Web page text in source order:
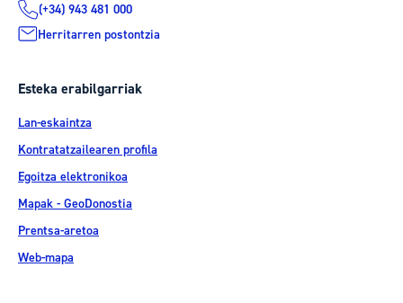
(+34) 943 481 000
Herritarren postontzia
Esteka erabilgarriak
Lan-eskaintza
Kontratatzailearen profila
Egoitza elektronikoa
Mapak - GeoDonostia
Prentsa-aretoa
Web-mapa